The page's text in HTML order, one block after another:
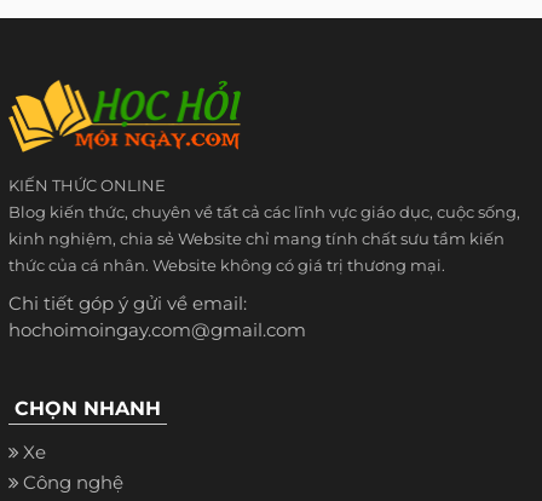
KIẾN THỨC ONLINE
Blog kiến thức, chuyên về tất cả các lĩnh vực giáo dục, cuộc sống,
kinh nghiệm, chia sẻ Website chỉ mang tính chất sưu tầm kiến
thức của cá nhân. Website không có giá trị thương mại.
Chi tiết góp ý gửi về email:
hochoimoingay.com@gmail.com
CHỌN NHANH
Xe
Công nghệ